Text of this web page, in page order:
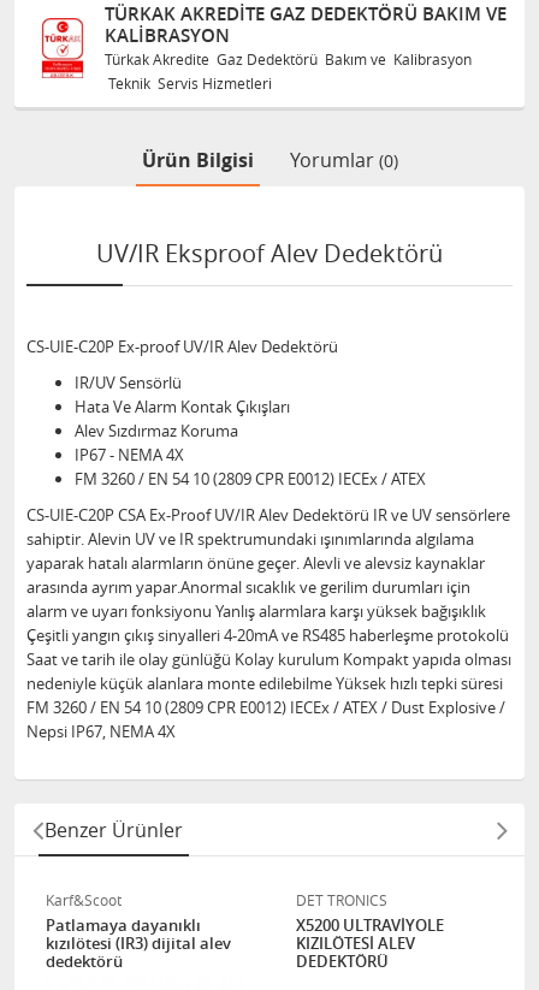
TÜRKAK AKREDITE GAZ DEDEKTÖRÜ BAKIM VE
KALIBRASYON
Türkak Akredite Gaz Dedektörü Bakım ve Kalibrasyon
Teknik Servis Hizmetleri
Ürün Bilgisi Yorumlar (0)
UV/IR Eksproof Alev Dedektörü
CS-UIE-C20P Ex-proof UV/IR Alev Dedektörü
IR/UV Sensörlü
Hata Ve Alarm Kontak Çıkışları
Alev Sızdırmaz Koruma
IP67 - NEMA 4X
FM 3260 / EN 54 10 (2809 CPR E0012) IECEx / ATEX
CS-UIE-C20P CSA Ex-Proof UV/IR Alev Dedektörü IR ve UV sensörlere
sahiptir. Alevin UV ve IR spektrumundaki ışınımlarında algılama
yaparak hatalı alarmların önüne geçer. Alevli ve alevsiz kaynaklar
arasında ayrım yapar.Anormal sıcaklık ve gerilim durumları için
alarm ve uyarı fonksiyonu Yanlış alarmlara karşı yüksek bağışıklık
Çeşitli yangın çıkış sinyalleri 4-20mA ve RS485 haberleşme protokolü
Saat ve tarih ile olay günlüğü Kolay kurulum Kompakt yapıda olması
nedeniyle küçük alanlara monte edilebilme Yüksek hızlı tepki süresi
FM 3260 / EN 54 10 (2809 CPR E0012) IECEx / ATEX / Dust Explosive /
Nepsi IP67, NEMA 4X
Benzer Ürünler
Karf&Scoot
Patlamaya dayanıklı
kızılötesi (IR3) dijital alev
dedektörü
DET TRONICS
X5200 ULTRAVİYOLE
KIZILÖTESİ ALEV
DEDEKTÖRÜ